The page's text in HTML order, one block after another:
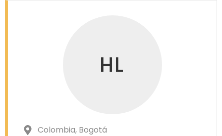
HL
Colombia, Bogotá